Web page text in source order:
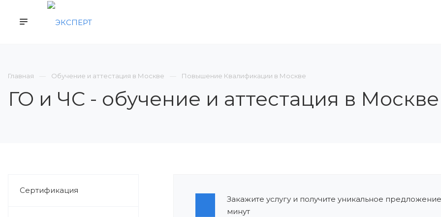
Главная
Обучение и аттестация в Москве Повышение Квалификации в Москве
ГО и ЧС - обучение и аттестация в Москве
Сертификация
Закажите услугу и получите уникальное
минут